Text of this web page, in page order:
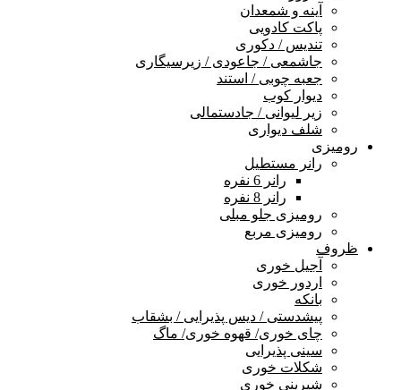
آینه و شمعدان
پاکت کادویی
تندیس / دکوری
جاشمعی / جاعودی / زیرسیگاری
جعبه چوبی / استند
دیوار کوب
زیر لیوانی / جادستمالی
شلف دیواری
رومیزی
رانر مستطیل
رانر 6 نفره
رانر 8 نفره
رومیزی جلو مبلی
رومیزی مربع
ظروف
آجیل خوری
اردور خوری
بانکه
پیشدستی / دیس پذیرایی / بشقاب
چای خوری/ قهوه خوری/ ماگ
سینی پذیرایی
شکلات خوری
شیرینی خوری